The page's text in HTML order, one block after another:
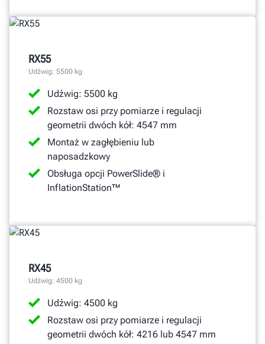
RX55
Udźwig: 5500 kg
Udźwig: 5500 kg
Rozstaw osi przy pomiarze i regulacji
geometrii dwóch kół: 4547 mm
Montaż w zagłębieniu lub
naposadzkowy
Obsługa opcji PowerSlide® i
InflationStation™
RX45
Udźwig: 4500 kg
Udźwig: 4500 kg
Rozstaw osi przy pomiarze i regulacji
geometrii dwóch kół: 4216 lub 4547 mm